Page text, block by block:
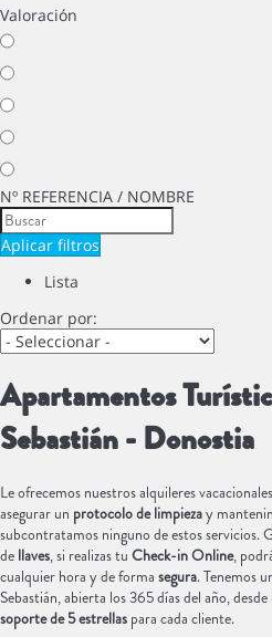
Valoración
Nº REFERENCIA / NOMBRE
Aplicar filtros
Lista
Ordenar por:
Apartamentos
Sebastián - Donostia
Le ofrecemos nuestros alquileres
asegurar un protocolo de limpiezay
subcontratamos ninguno de estos servicios.
de llaves, si realizas tu Check-in Online,
cualquier hora y de forma segura. Tenemos
Sebastián, abierta los 365 días del año,
soporte de 5 estrellas para cada cliente.